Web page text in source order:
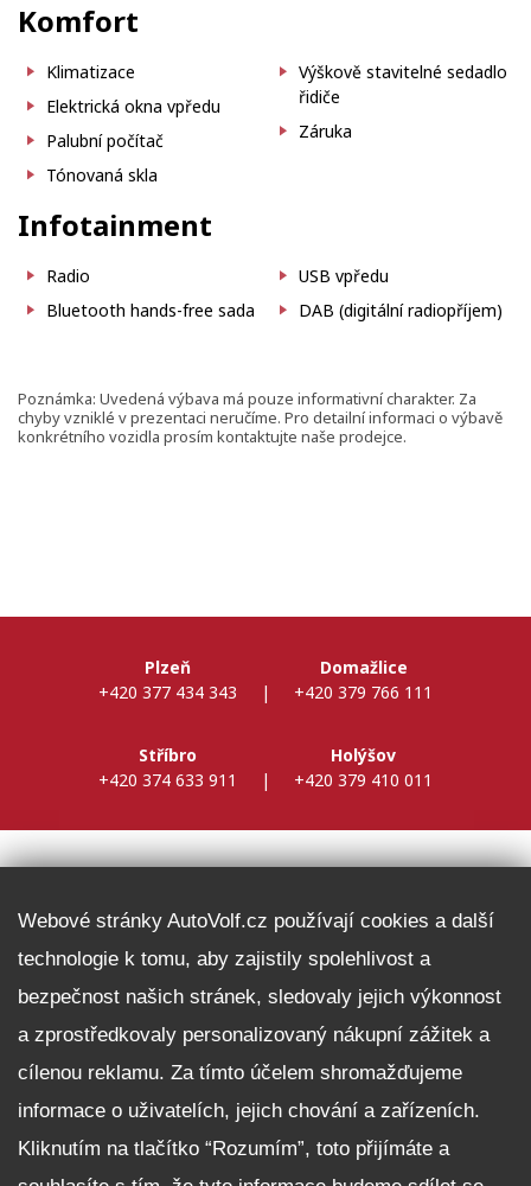
Komfort
Klimatizace
Elektrická okna vpředu
Palubní počítač
Tónovaná skla
Výškově stavitelné sedadlo
řidiče
Záruka
Infotainment
Radio
Bluetooth hands-free sada
USB vpředu
DAB (digitální radiopříjem)
Poznámka: Uvedená výbava má pouze informativní charakter. Za
chyby vzniklé v prezentaci neručíme. Pro detailní informaci o výbavě
konkrétního vozidla prosím kontaktujte naše prodejce.
Plzeň
+420 377 434 343
|
Domažlice
+420 379 766 111
Stříbro
+420 374 633 911
|
Holýšov
+420 379 410 011
Fleet program Škoda
Nabídka zaměstnání
Facebook
Reklamační řád
Zásady zpracování osobních údajů pro zákazníky
Upozornění pro věřitele a společníky na jejich práva
Webové stránky AutoVolf.cz používají cookies a další
technologie k tomu, aby zajistily spolehlivost a
bezpečnost našich stránek, sledovaly jejich výkonnost
a zprostředkovaly personalizovaný nákupní zážitek a
cílenou reklamu. Za tímto účelem shromažďujeme
informace o uživatelích, jejich chování a zařízeních.
Kliknutím na tlačítko “Rozumím”, toto přijímáte a